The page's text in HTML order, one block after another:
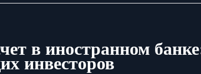
в иностранном
инвесторов